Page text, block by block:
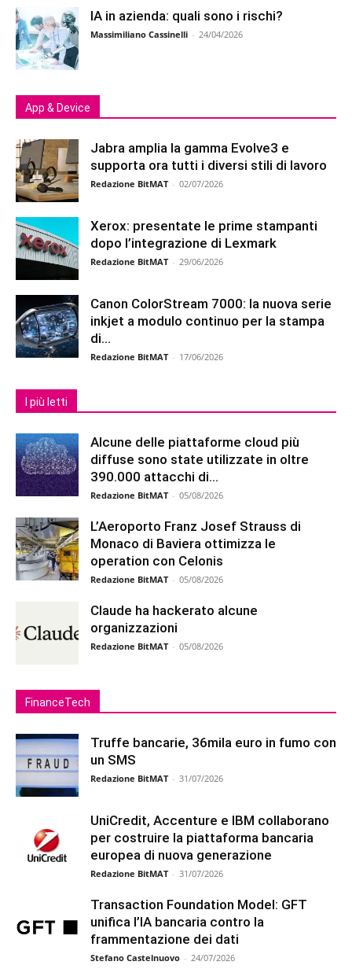
IA in azienda: quali sono i rischi?
Massimiliano Cassinelli - 24/04/2026
App & Device
Jabra amplia la gamma Evolve3 e
supporta ora tutti i diversi stili di lavoro
Redazione BitMAT - 02/07/2026
Xerox: presentate le prime stampanti
dopo l’integrazione di Lexmark
Redazione BitMAT - 29/06/2026
Canon ColorStream 7000: la nuova serie
inkjet a modulo continuo per la stampa
di...
Redazione BitMAT - 17/06/2026
I più letti
Alcune delle piattaforme cloud più
diffuse sono state utilizzate in oltre
390.000 attacchi di...
Redazione BitMAT - 05/08/2026
L’Aeroporto Franz Josef Strauss di
Monaco di Baviera ottimizza le
operation con Celonis
Redazione BitMAT - 05/08/2026
Claude ha hackerato alcune
organizzazioni
Redazione BitMAT - 05/08/2026
FinanceTech
Truffe bancarie, 36mila euro in fumo con
un SMS
Redazione BitMAT - 31/07/2026
UniCredit, Accenture e IBM collaborano
per costruire la piattaforma bancaria
europea di nuova generazione
Redazione BitMAT - 31/07/2026
Transaction Foundation Model: GFT
unifica l’IA bancaria contro la
frammentazione dei dati
Stefano Castelnuovo - 24/07/2026